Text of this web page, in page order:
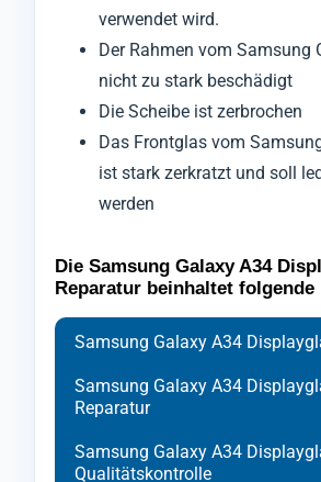
verwendet wird.
Der Rahmen vom Samsung
nicht zu stark beschädigt
Die Scheibe ist zerbrochen
Das Frontglas vom
ist stark zerkratzt und soll
werden
Die Samsung Galaxy A34
Reparatur beinhaltet folgende
Samsung Galaxy A34
Samsung Galaxy A34
Reparatur
Samsung Galaxy A34
Qualitätskontrolle